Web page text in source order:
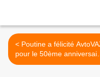
< Poutine a félicité AvtoVAZ
pour le 50ème anniversaire
de la première voiture.